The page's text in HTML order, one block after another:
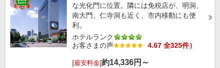
な光化門に位置。隣には免税店が、明洞、
南大門、仁寺洞も近く、市内移動にも便
利。
ホテルランク
お客さまの声
4.67 全325件）
[最安料金]約14,336円～